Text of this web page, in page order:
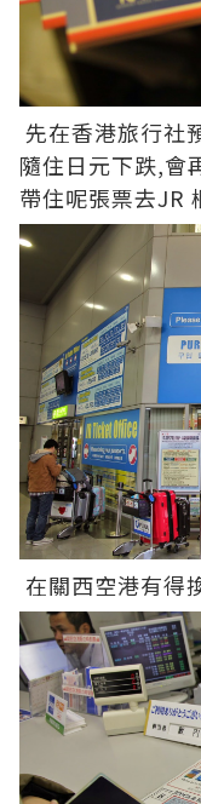
先在香港旅行社
隨住日元下跌,會
帶住呢張票去JR
在關西空港有得